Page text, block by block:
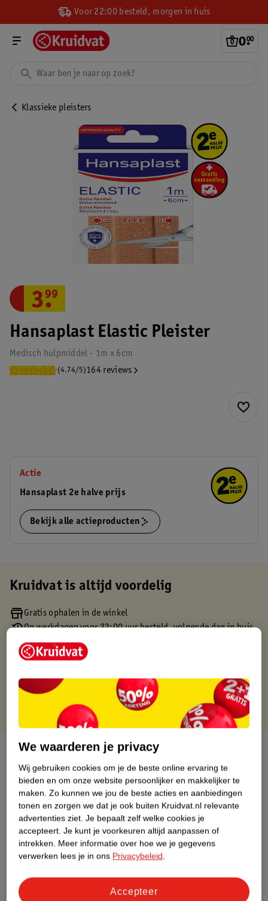
Voor 22:00 besteld, morgen in huis
0.
00
Klassieke pleisters
Hansaplast Elastic Pleister
Medisch hulpmiddel - 1m x 6cm
(4.74/5)164 reviews
3.
99
Actie
Hansaplast 2e halve prijs
Bekijk alle actieproducten
Kruidvat is altijd voordelig
Gratis ophalen in de winkel
Op werkdagen voor 22:00 uur besteld, volgende dag in huis
Gratis thuisbezorgd vanaf 50.00
Gratis retourneren binnen 30 dagen
Over dit product
Productinformatie
Etiketinformatie
Nature Impact Score
Impact Score.
Meer informatie
We waarderen je privacy
Wij gebruiken cookies om je de beste online ervaring te
bieden en om onze website persoonlijker en makkelijker te
maken. Zo kunnen we jou de beste acties en aanbiedingen
tonen en zorgen we dat je ook buiten Kruidvat.nl relevante
advertenties ziet. Je bepaalt zelf welke cookies je
accepteert. Je kunt je voorkeuren altijd aanpassen of
intrekken. Meer informatie over hoe we je gegevens
verwerken lees je in ons Privacybeleid.
Accepteer